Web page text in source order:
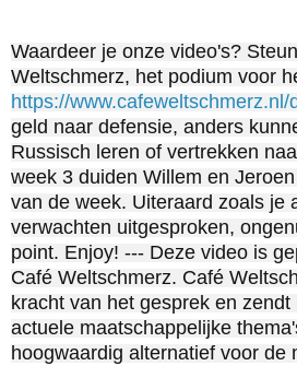
Waardeer je onze video's?
Weltschmerz, het podium voor
https://www.cafeweltschmerz.nl/
geld naar defensie, anders
Russisch leren of vertrekken
week 3 duiden Willem en
van de week. Uiteraard zoals je
verwachten uitgesproken,
point. Enjoy! --- Deze video is
Café Weltschmerz. Café
kracht van het gesprek en
actuele maatschappelijke
hoogwaardig alternatief voor de